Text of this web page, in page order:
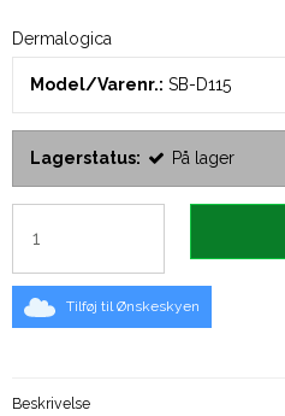
Dermalogica
Model/Varenr.: SB-D115
Lagerstatus: På lager
Tilføj til Ønskeskyen
Beskrivelse